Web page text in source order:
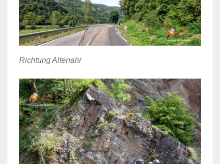
Richtung Altenahr